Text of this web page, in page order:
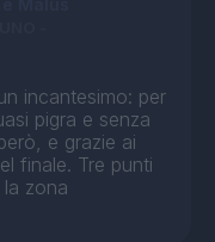
incantesimo: per
pigra e senza
e grazie ai
finale. Tre punti
zona